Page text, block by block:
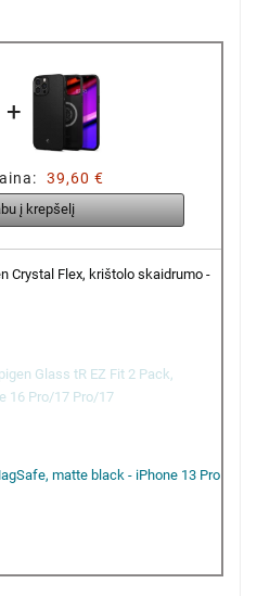
+
39,60 €
į krepšelį
Crystal Flex, krištolo skaidrumo -
Glass tR EZ Fit 2 Pack,
16 Pro/17 Pro/17
matte black - iPhone 13 Pro